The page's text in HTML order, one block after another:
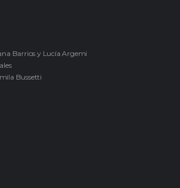
Barrios y Lucía Argemi
Bussetti